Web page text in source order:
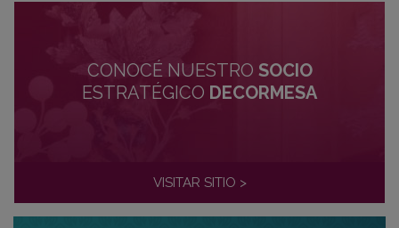
CONOCÉ NUESTRO SOCIO
ESTRATÉGICO DECORMESA
VISITAR SITIO >